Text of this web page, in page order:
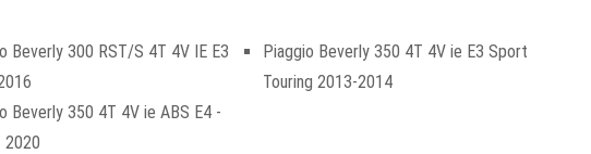
Beverly 300 RST/S 4T 4V IE E3
Beverly 350 4T 4V ie ABS E4 -
2020
Piaggio Beverly 350 4T 4V ie E3 Sport
Touring 2013-2014